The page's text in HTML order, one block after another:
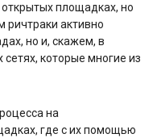
площадках, но
ричтраки активно
но и, скажем, в
которые многие из
на
где с их помощью